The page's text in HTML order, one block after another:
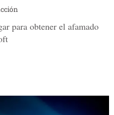
para obtener el afamado